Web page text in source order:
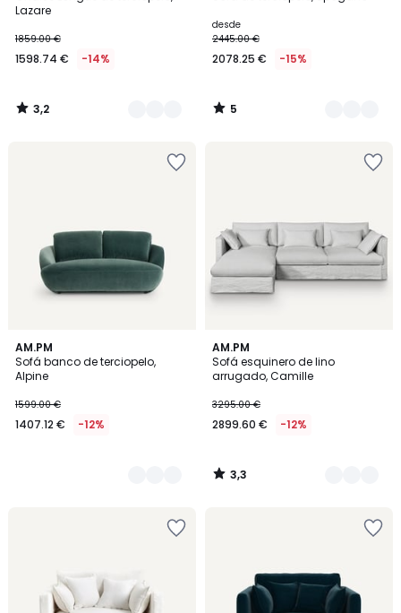
Lazare
1859.00 €
1598.74 € -14%
3,2
/
desde
2445.00 €
2078.25 € -15%
5
/
AM.PM
Sofá banco de terciopelo,
Alpine
1599.00 €
1407.12 € -12%
2
Colores
AM.PM
Sofá esquinero de lino
arrugado, Camille
3295.00 €
2899.60 € -12%
3,3
/ 5
2
Colores
3,3
/